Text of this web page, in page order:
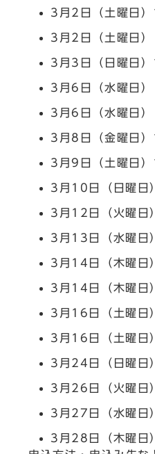
3月2日（土曜日
3月2日（土曜日
3月3日（日曜日
3月6日（水曜日
3月6日（水曜日
3月8日（金曜日
3月9日（土曜日
3月10日（日曜日
3月12日（火曜日
3月13日（水曜日
3月14日（木曜日
3月14日（木曜日
3月16日（土曜日
3月16日（土曜日
3月24日（日曜日
3月26日（火曜
3月27日（水曜日
3月28日（木曜日